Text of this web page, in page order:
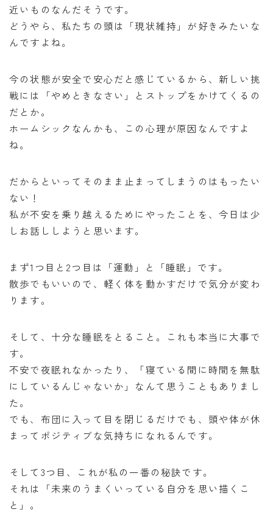
お問い合わせ
近いものなんだそうです。
どうやら、私たちの頭は「現状維持」が好きみたいな
んですよね。
今の状態が安全で安心だと感じているから、新しい挑
戦には「やめときなさい」とストップをかけてくるの
だとか。
ホームシックなんかも、この心理が原因なんですよ
ね。
だからといってそのまま止まってしまうのはもったい
ない！
私が不安を乗り越えるためにやったことを、今日は少
しお話ししようと思います。
まず1つ目と2つ目は「運動」と「睡眠」です。
散歩でもいいので、軽く体を動かすだけで気分が変わ
ります。
そして、十分な睡眠をとること。これも本当に大事で
す。
不安で夜眠れなかったり、「寝ている間に時間を無駄
にしているんじゃないか」なんて思うこともありまし
た。
でも、布団に入って目を閉じるだけでも、頭や体が休
まってポジティブな気持ちになれるんです。
そして3つ目、これが私の一番の秘訣です。
それは「未来のうまくいっている自分を思い描くこ
と」。